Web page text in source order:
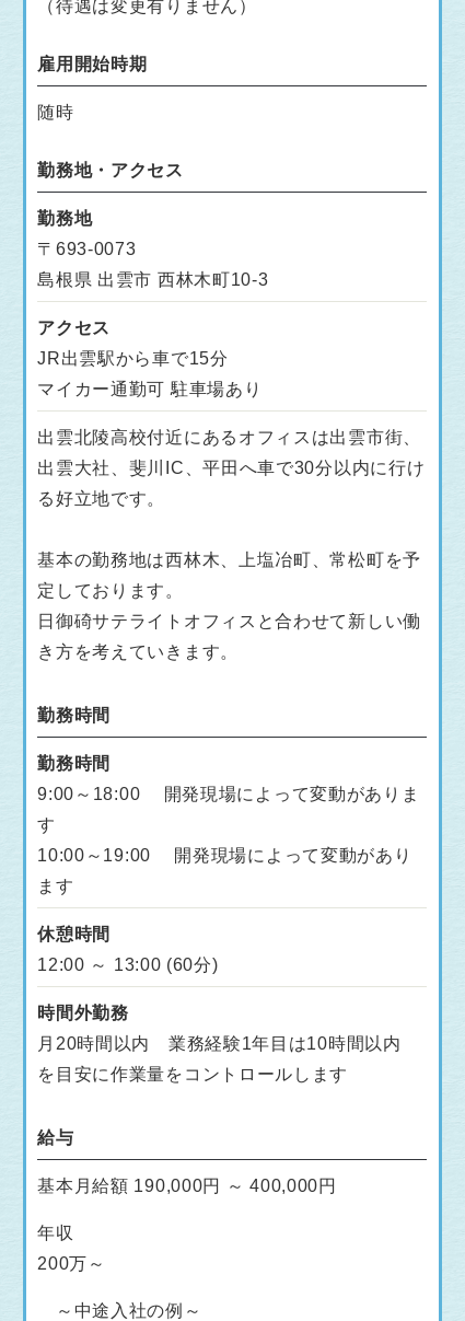
（待遇は変更有りません）
雇用開始時期
随時
勤務地・アクセス
勤務地
〒693-0073
島根県 出雲市 西林木町10-3
アクセス
JR出雲駅から車で15分
マイカー通勤可 駐車場あり
出雲北陵高校付近にあるオフィスは出雲市街、
出雲大社、斐川IC、平田へ車で30分以内に行け
る好立地です。
基本の勤務地は西林木、上塩冶町、常松町を予
定しております。
日御碕サテライトオフィスと合わせて新しい働
き方を考えていきます。
勤務時間
勤務時間
9:00～18:00 開発現場によって変動がありま
す
10:00～19:00 開発現場によって変動があり
ます
休憩時間
12:00 ～ 13:00 (60分)
時間外勤務
月20時間以内 業務経験1年目は10時間以内
を目安に作業量をコントロールします
給与
基本月給額 190,000円 ～ 400,000円
年収
200万～
～中途入社の例～